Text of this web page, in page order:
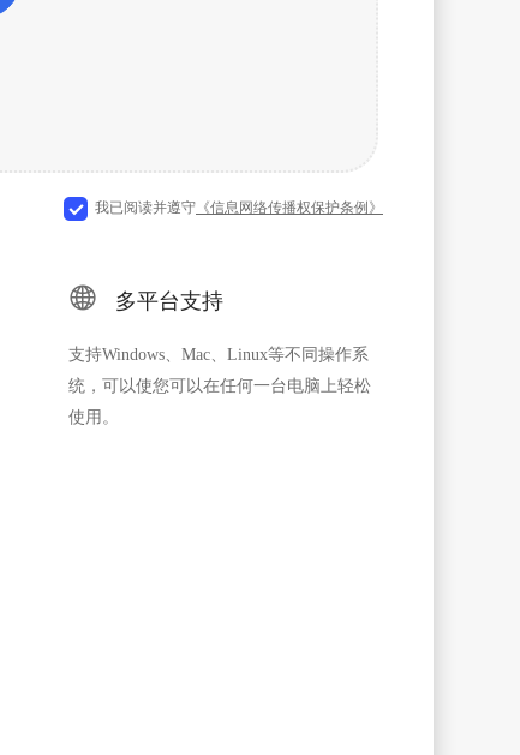
我已阅读并遵守 《信息网络传播权保护条例》
 多平台支持
支持Windows、Mac、Linux等不同操作系
统，可以使您可以在任何一台电脑上轻松
使用。